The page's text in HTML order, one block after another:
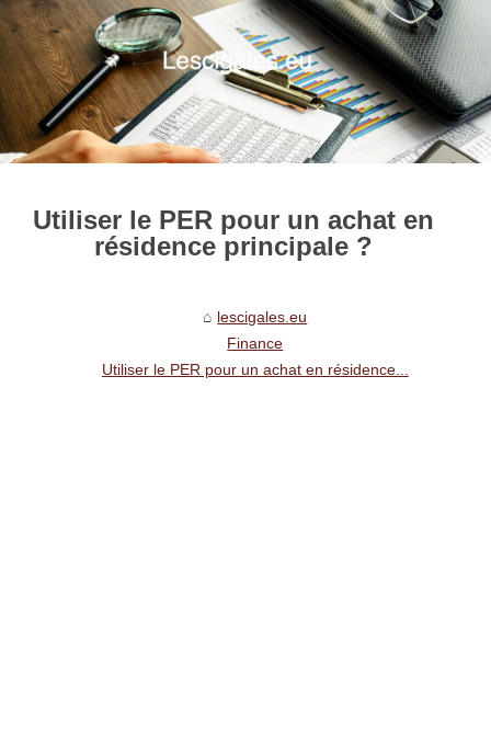
Utiliser le PER pour un achat en
résidence principale ?
lescigales.eu
Finance
Utiliser le PER pour un achat en résidence...